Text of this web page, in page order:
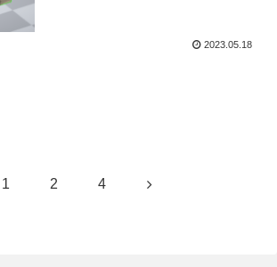
2023.05.18
1 2 4 次